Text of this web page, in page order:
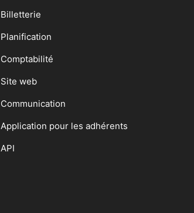
Billetterie
Planification
Comptabilité
Site web
Communication
Application pour les adhérents
API